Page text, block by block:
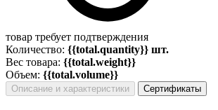
товар требует подтверждения
Количество: {{total.quantity}} шт.
Вес товара: {{total.weight}}
Объем: {{total.volume}}
Описание и характеристики Сертификаты